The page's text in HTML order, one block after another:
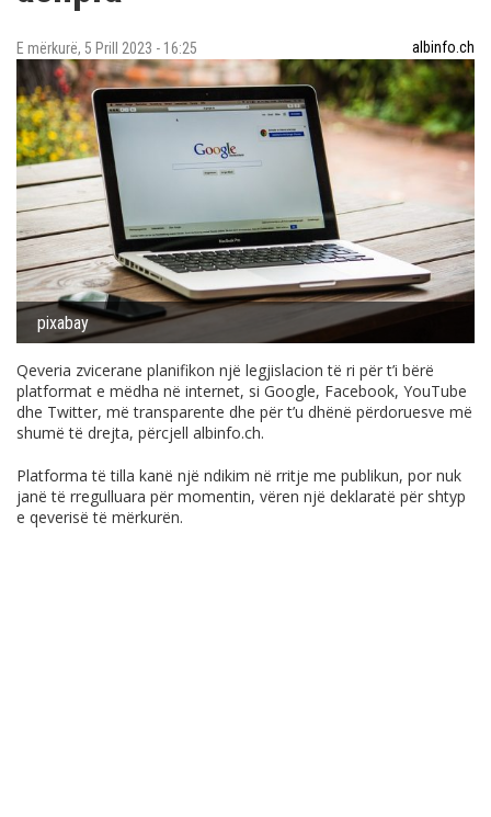
E mërkurë, 5 Prill 2023 - 16:25 albinfo.ch
pixabay
Qeveria zvicerane planifikon një legjislacion të ri për t’i bërë
platformat e mëdha në internet, si Google, Facebook, YouTube
dhe Twitter, më transparente dhe për t’u dhënë përdoruesve më
shumë të drejta, përcjell albinfo.ch.
Platforma të tilla kanë një ndikim në rritje me publikun, por nuk
janë të rregulluara për momentin, vëren një deklaratë për shtyp
e qeverisë të mërkurën.